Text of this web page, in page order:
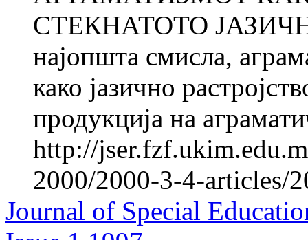
СТЕКНАТОТО
најопшта смисла,
како јазично
продукција на
http://
2000/2000-3-4-articles/
Journal of Special